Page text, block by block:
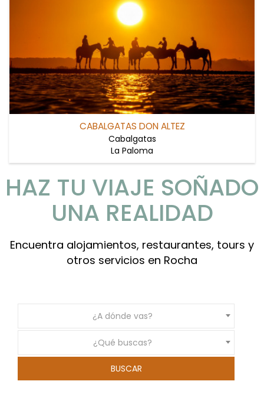
CABALGATAS DON ALTEZ
Cabalgatas
La Paloma
HAZ TU VIAJE SOÑADO
UNA REALIDAD
Encuentra alojamientos, restaurantes, tours y
otros servicios en Rocha
¿A dónde vas?
¿Qué buscas?